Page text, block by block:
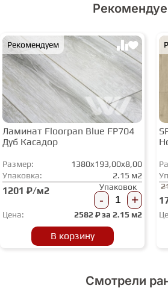
Рекомендуем
Ламинат Floorpan Blue FP704
Дуб Касадор
Размер:
1380x193,00x8,00
Упаковка:
2.15 м2
1201 ₽/м2 Упаковок
- +
Цена: 2582₽ за 2.15 м2
В корзину
Смотрели